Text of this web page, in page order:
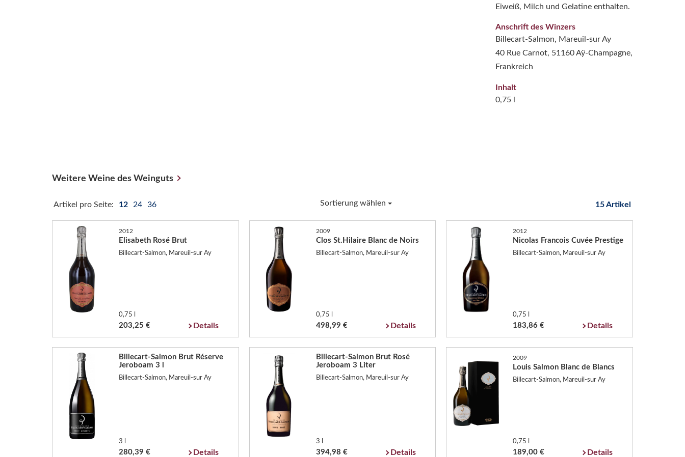
Eiweiß, Milch und Gelatine enthalten.
Anschrift des Winzers
Billecart-Salmon, Mareuil-sur Ay
40 Rue Carnot, 51160 Aÿ-Champagne,
Frankreich
Inhalt
0,75 l
Weitere Weine des Weinguts
Artikel pro Seite: 12 24 36 Sortierung wählen 15 Artikel
2012
Elisabeth Rosé Brut
Billecart-Salmon, Mareuil-sur Ay
0,75 l
203,25 € Details
2009
Clos St.Hilaire Blanc de Noirs
Billecart-Salmon, Mareuil-sur Ay
0,75 l
498,99 € Details
2012
Nicolas Francois Cuvée Prestige
Billecart-Salmon, Mareuil-sur Ay
0,75 l
183,86 € Details
Billecart-Salmon Brut Réserve
Jeroboam 3 l
Billecart-Salmon, Mareuil-sur Ay
3 l
280,39 € Details
Billecart-Salmon Brut Rosé
Jeroboam 3 Liter
Billecart-Salmon, Mareuil-sur Ay
3 l
394,98 € Details
2009
Louis Salmon Blanc de Blancs
Billecart-Salmon, Mareuil-sur Ay
0,75 l
189,00 € Details